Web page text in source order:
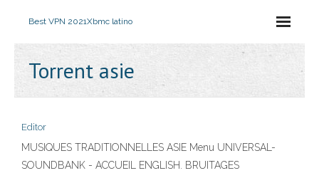
Best VPN 2021Xbmc latino
Torrent asie
Editor
MUSIQUES TRADITIONNELLES ASIE Menu UNIVERSAL-
SOUNDBANK - ACCUEIL ENGLISH. BRUITAGES